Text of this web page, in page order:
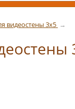
видеостены 3х5 →